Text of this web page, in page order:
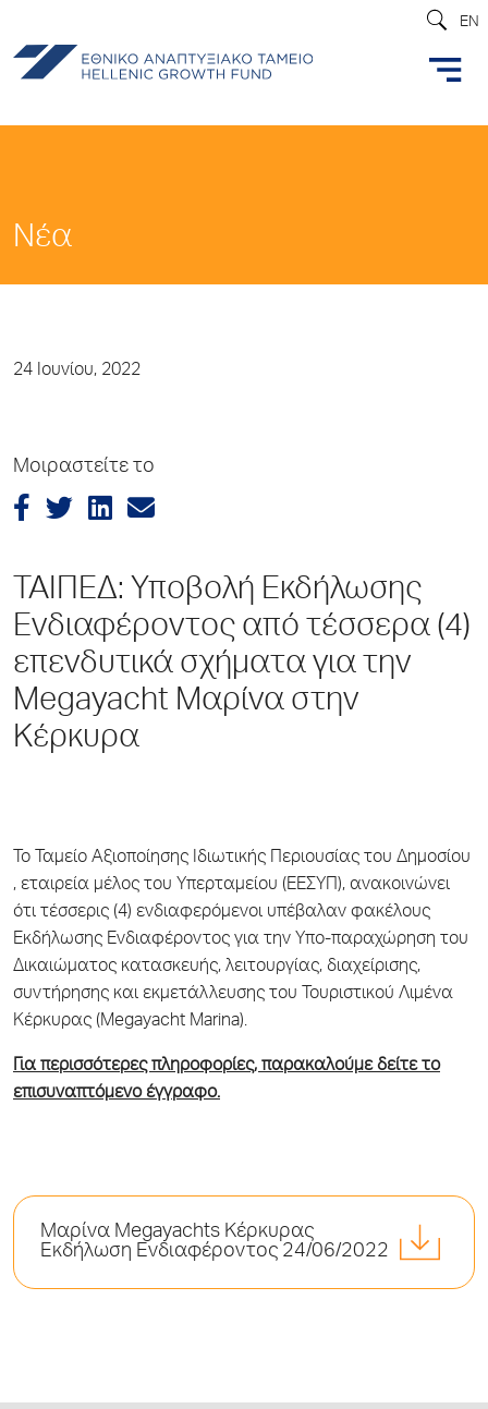
EN
Νέα
24 Ιουνίου, 2022
Μοιραστείτε το
ΤΑΙΠΕΔ: Υποβολή Εκδήλωσης
Ενδιαφέροντος από τέσσερα (4)
επενδυτικά σχήματα για την
Megayacht Μαρίνα στην
Κέρκυρα
Το Ταμείο Αξιοποίησης Ιδιωτικής Περιουσίας του Δημοσίου
, εταιρεία μέλος του Υπερταμείου (ΕΕΣΥΠ), ανακοινώνει
ότι τέσσερις (4) ενδιαφερόμενοι υπέβαλαν φακέλους
Εκδήλωσης Ενδιαφέροντος για την Yπο-παραχώρηση του
Δικαιώματος κατασκευής, λειτουργίας, διαχείρισης,
συντήρησης και εκμετάλλευσης του Τουριστικού Λιμένα
Κέρκυρας (Megayacht Marina).
Για περισσότερες πληροφορίες, παρακαλούμε δείτε το
επισυναπτόμενο έγγραφο.
Mαρίνα Megayachts Kέρκυρας
Εκδήλωση Ενδιαφέροντος 24/06/2022